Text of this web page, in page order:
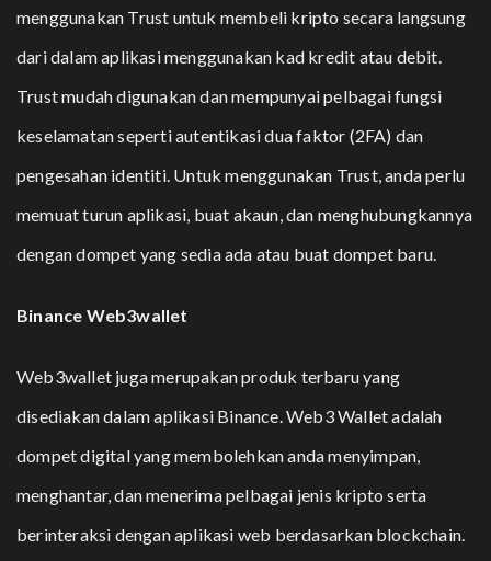
menggunakan Trust untuk membeli kripto secara langsung
dari dalam aplikasi menggunakan kad kredit atau debit.
Trust mudah digunakan dan mempunyai pelbagai fungsi
keselamatan seperti autentikasi dua faktor (2FA) dan
pengesahan identiti. Untuk menggunakan Trust, anda perlu
memuat turun aplikasi, buat akaun, dan menghubungkannya
dengan dompet yang sedia ada atau buat dompet baru.
Binance Web3wallet
Web3wallet juga merupakan produk terbaru yang
disediakan dalam aplikasi Binance. Web3 Wallet adalah
dompet digital yang membolehkan anda menyimpan,
menghantar, dan menerima pelbagai jenis kripto serta
berinteraksi dengan aplikasi web berdasarkan blockchain.